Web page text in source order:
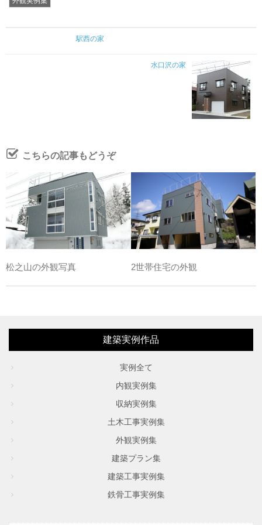
駅西の家
水口沢の家
こちらの記事もどうぞ
松之山の外観写真 2世帯住宅の外観
建築実例作品
実例全て
内観実例集
収納実例集
土木工事実例集
外観実例集
建築プラン集
建築工事実例集
鉄骨工事実例集